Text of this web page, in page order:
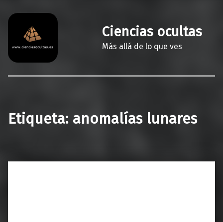
Ciencias ocultas
Más allá de lo que ves
Etiqueta: anomalías lunares